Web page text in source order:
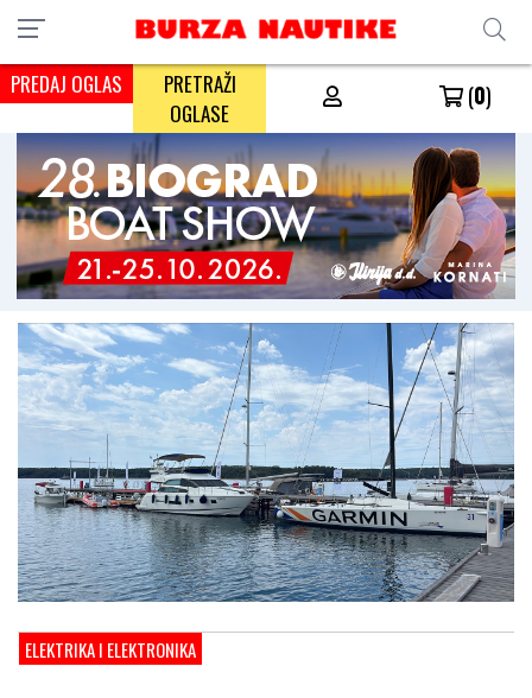
PREDAJ OGLAS
PRETRAŽI
OGLASE
(0)
ELEKTRIKA I ELEKTRONIKA